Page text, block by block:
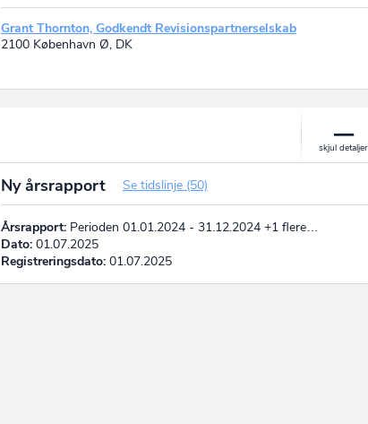
Grant Thornton, Godkendt Revisionspartnerselskab
2100 København Ø, DK
Ny årsrapport Se tidslinje (50)
Årsrapport:Perioden 01.01.2024 - 31.12.2024 +1 flere…
Dato:01.07.2025
Registreringsdato:01.07.2025